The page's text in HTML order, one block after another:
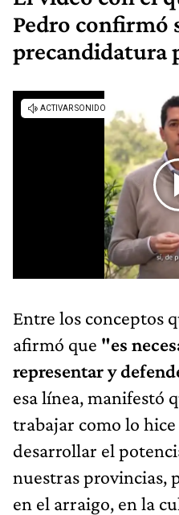
Pedro confirmó
precandidatura
Entre los conceptos
afirmó que "es
representar y
esa línea, manifestó
trabajar como lo hice
desarrollar el
nuestras provincias,
en el arraigo, en la